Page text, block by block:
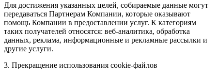
Для достижения указанных целей, собираемые данные могут
передаваться Партнерам Компании, которые оказывают
помощь Компании в предоставлении услуг. К категориям
таких получателей относятся: веб-аналитика, обработка
данных, реклама, информационные и рекламные рассылки и
другие услуги.
3. Прекращение использования cookie-файлов